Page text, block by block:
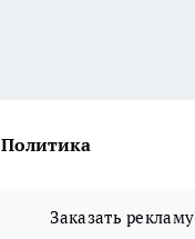
Политика
Заказать рекламу